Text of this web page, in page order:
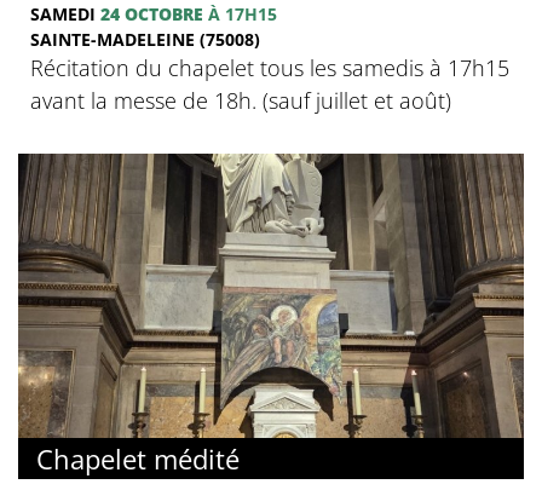
SAMEDI 24 OCTOBRE À 17H15
SAINTE-MADELEINE (75008)
Récitation du chapelet tous les samedis à 17h15
avant la messe de 18h. (sauf juillet et août)
Chapelet médité